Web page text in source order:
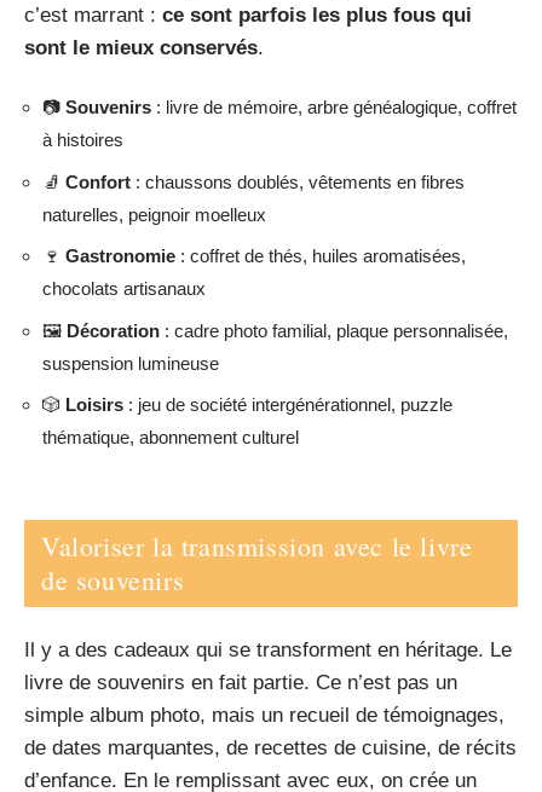
c’est marrant : ce sont parfois les plus fous qui
sont le mieux conservés.
📷 Souvenirs : livre de mémoire, arbre généalogique, coffret
à histoires
🧦 Confort : chaussons doublés, vêtements en fibres
naturelles, peignoir moelleux
🍷 Gastronomie : coffret de thés, huiles aromatisées,
chocolats artisanaux
🖼️ Décoration : cadre photo familial, plaque personnalisée,
suspension lumineuse
🎲 Loisirs : jeu de société intergénérationnel, puzzle
thématique, abonnement culturel
Valoriser la transmission avec le livre
de souvenirs
Il y a des cadeaux qui se transforment en héritage. Le
livre de souvenirs en fait partie. Ce n’est pas un
simple album photo, mais un recueil de témoignages,
de dates marquantes, de recettes de cuisine, de récits
d’enfance. En le remplissant avec eux, on crée un